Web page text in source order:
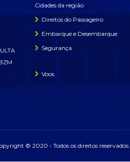
Cidades da região
Direitos do Passageiro
Embarque e Desembarque
Segurança
Voos
© 2020 - Todos os direitos reservados.